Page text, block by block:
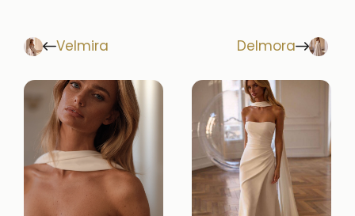
Velmira Delmora